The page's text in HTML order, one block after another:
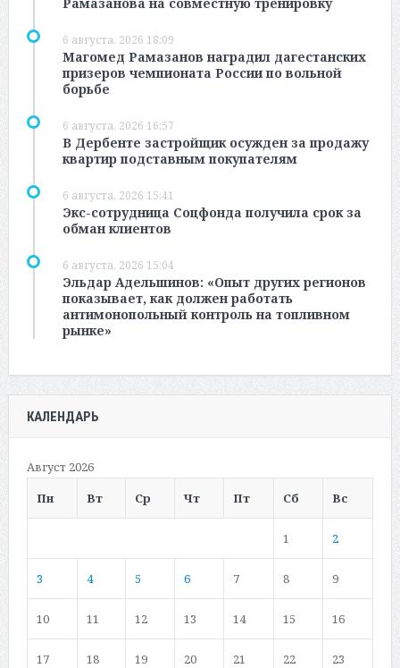
6 августа, 2026 18:09
Магомед Рамазанов наградил дагестанских
призеров чемпионата России по вольной
борьбе
6 августа, 2026 16:57
В Дербенте застройщик осужден за продажу
квартир подставным покупателям
6 августа, 2026 15:41
Экс-сотрудница Соцфонда получила срок за
обман клиентов
6 августа, 2026 15:04
Эльдар Адельшинов: «Опыт других регионов
показывает, как должен работать
антимонопольный контроль на топливном
рынке»
КАЛЕНДАРЬ
Август 2026
Пн
Вт Ср Чт Пт Сб Вс
1 2
3 4 5 6 7 8 9
10 11 12 13 14 15 16
17 18 19 20 21 22 23